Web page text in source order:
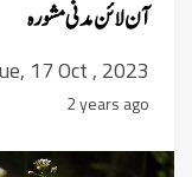
آن لائن مدنی مشورہ
17 Oct , 2023
2 years ago